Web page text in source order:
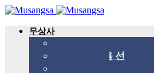
무상사
국제 관음 선